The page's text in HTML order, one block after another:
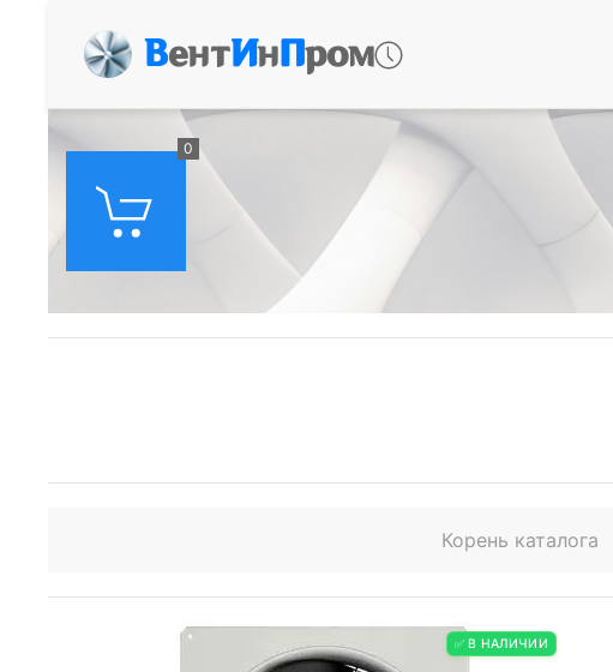
ВентИнПром
0
Корень каталога
✅ В НАЛИЧИИ